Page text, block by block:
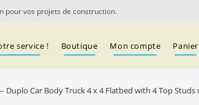
pour vos projets de construction.
service ! Boutique Mon compte Panier
Duplo Car Body Truck 4 x 4 Flatbed with 4 Top